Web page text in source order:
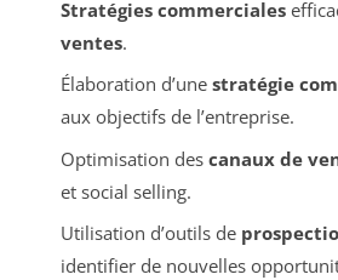
Stratégies commerciales
ventes.
Élaboration d’une stratégie
aux objectifs de l’entreprise.
Optimisation des canaux de
et social selling.
Utilisation d’outils de
identifier de nouvelles